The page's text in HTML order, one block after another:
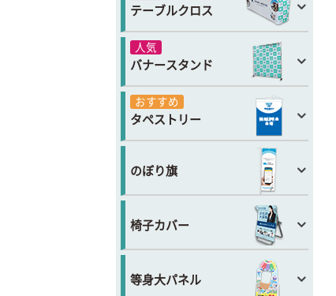
テーブルクロス
人気
バナースタンド
おすすめ
タペストリー
のぼり旗
椅子カバー
等身大パネル